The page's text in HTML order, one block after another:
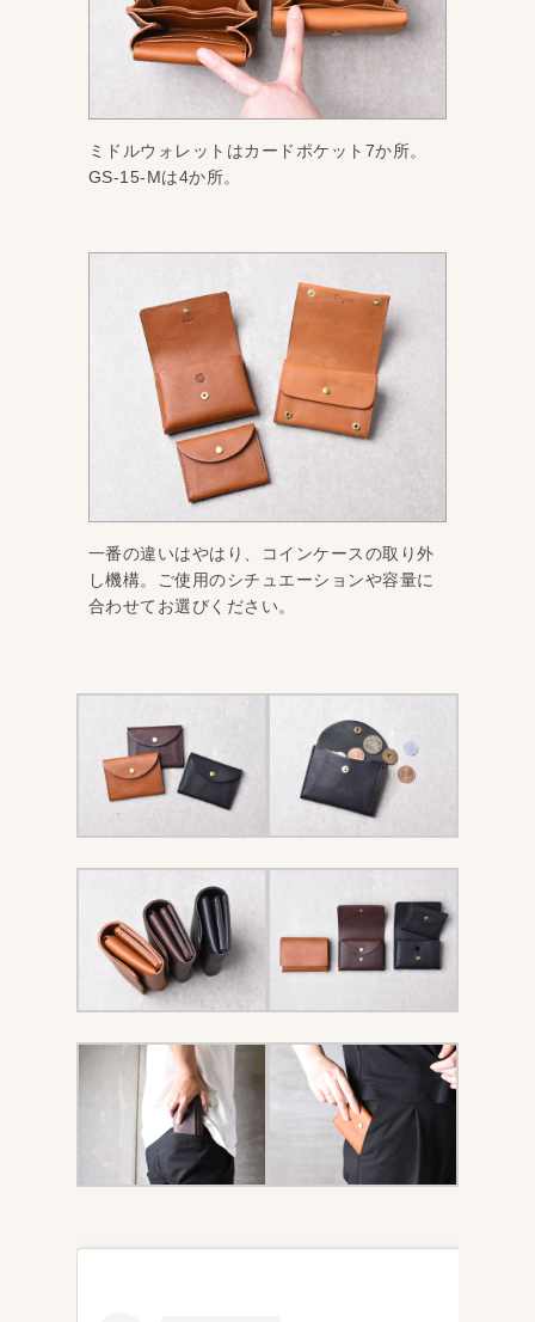
ミドルウォレットはカードポケット7か所。
GS-15-Mは4か所。
一番の違いはやはり、コインケースの取り外
し機構。ご使用のシチュエーションや容量に
合わせてお選びください。